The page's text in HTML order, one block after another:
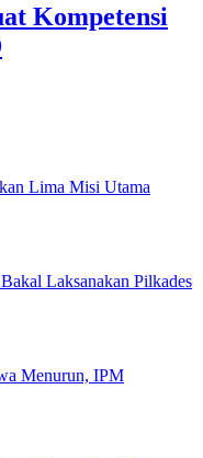
Kompetensi
Lima Misi Utama
Laksanakan Pilkades
Menurun, IPM